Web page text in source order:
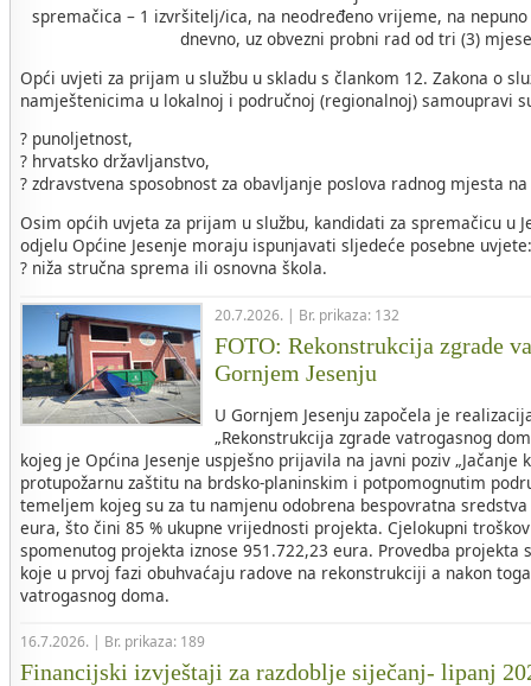
spremačica – 1 izvršitelj/ica, na neodređeno vrijeme, na
dnevno, uz obvezni probni rad od tri (3)
Opći uvjeti za prijam u službu u skladu s člankom 12. Zakona o
namještenicima u lokalnoj i područnoj (regionalnoj) samoupravi
? punoljetnost,
? hrvatsko državljanstvo,
? zdravstvena sposobnost za obavljanje poslova radnog mjesta
Osim općih uvjeta za prijam u službu, kandidati za spremačicu u
odjelu Općine Jesenje moraju ispunjavati sljedeće posebne uvjete:
? niža stručna sprema ili osnovna škola.
20.7.2026. | Br. prikaza: 132
FOTO: Rekonstrukcija zgrade
Gornjem Jesenju
U Gornjem Jesenju započela je
„Rekonstrukcija zgrade vatrogasnog
kojeg je Općina Jesenje uspješno prijavila na javni poziv „Jačanje
protupožarnu zaštitu na brdsko-planinskim i potpomognutim
temeljem kojeg su za tu namjenu odobrena bespovratna
eura, što čini 85 % ukupne vrijednosti projekta. Cjelokupni
spomenutog projekta iznose 951.722,23 eura. Provedba projekta
koje u prvoj fazi obuhvaćaju radove na rekonstrukciji a nakon
vatrogasnog doma.
16.7.2026. | Br. prikaza: 189
Financijski izvještaji za razdoblje siječanj- lipanj